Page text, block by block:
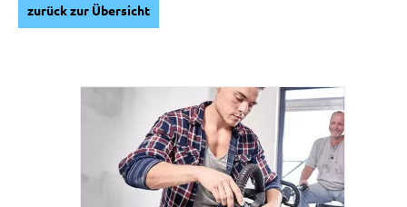
zurück zur Übersicht